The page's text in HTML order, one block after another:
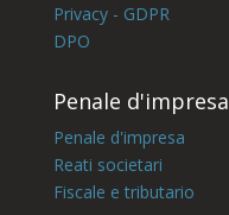
Privacy - GDPR
DPO
Penale d'impresa
Penale d'impresa
Reati societari
Fiscale e tributario